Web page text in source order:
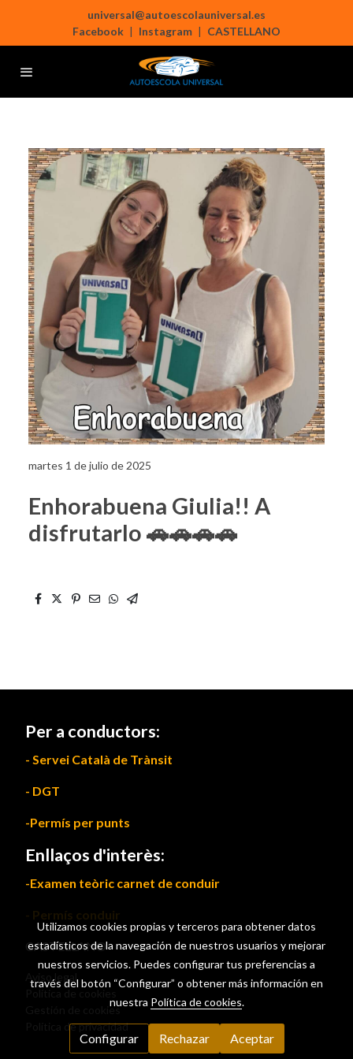
universal@autoescolauniversal.es
Facebook | Instagram | CASTELLANO
martes 1 de julio de 2025
Enhorabuena Giulia!! A
disfrutarlo 🚗🚗🚗🚗
Per a conductors:
- Servei Català de Trànsit
- DGT
-Permís per punts
Enllaços d'interès:
-Examen teòric carnet de conduir
- Permís conduir
CASTELLANO
Aviso legal
Gestión de cookies
Política de privacidad
Utilizamos cookies propias y terceros para obtener datos
estadísticos de la navegación de nuestros usuarios y mejorar
nuestros servicios. Puedes configurar tus preferencias a
través del botón “Configurar” o obtener más información en
nuestra Política de cookies.
Configurar Rechazar Aceptar